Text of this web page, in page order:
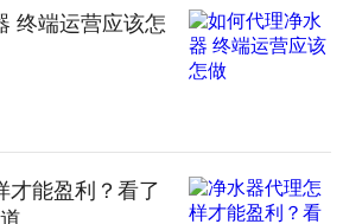
终端运营应该怎
才能盈利？看了